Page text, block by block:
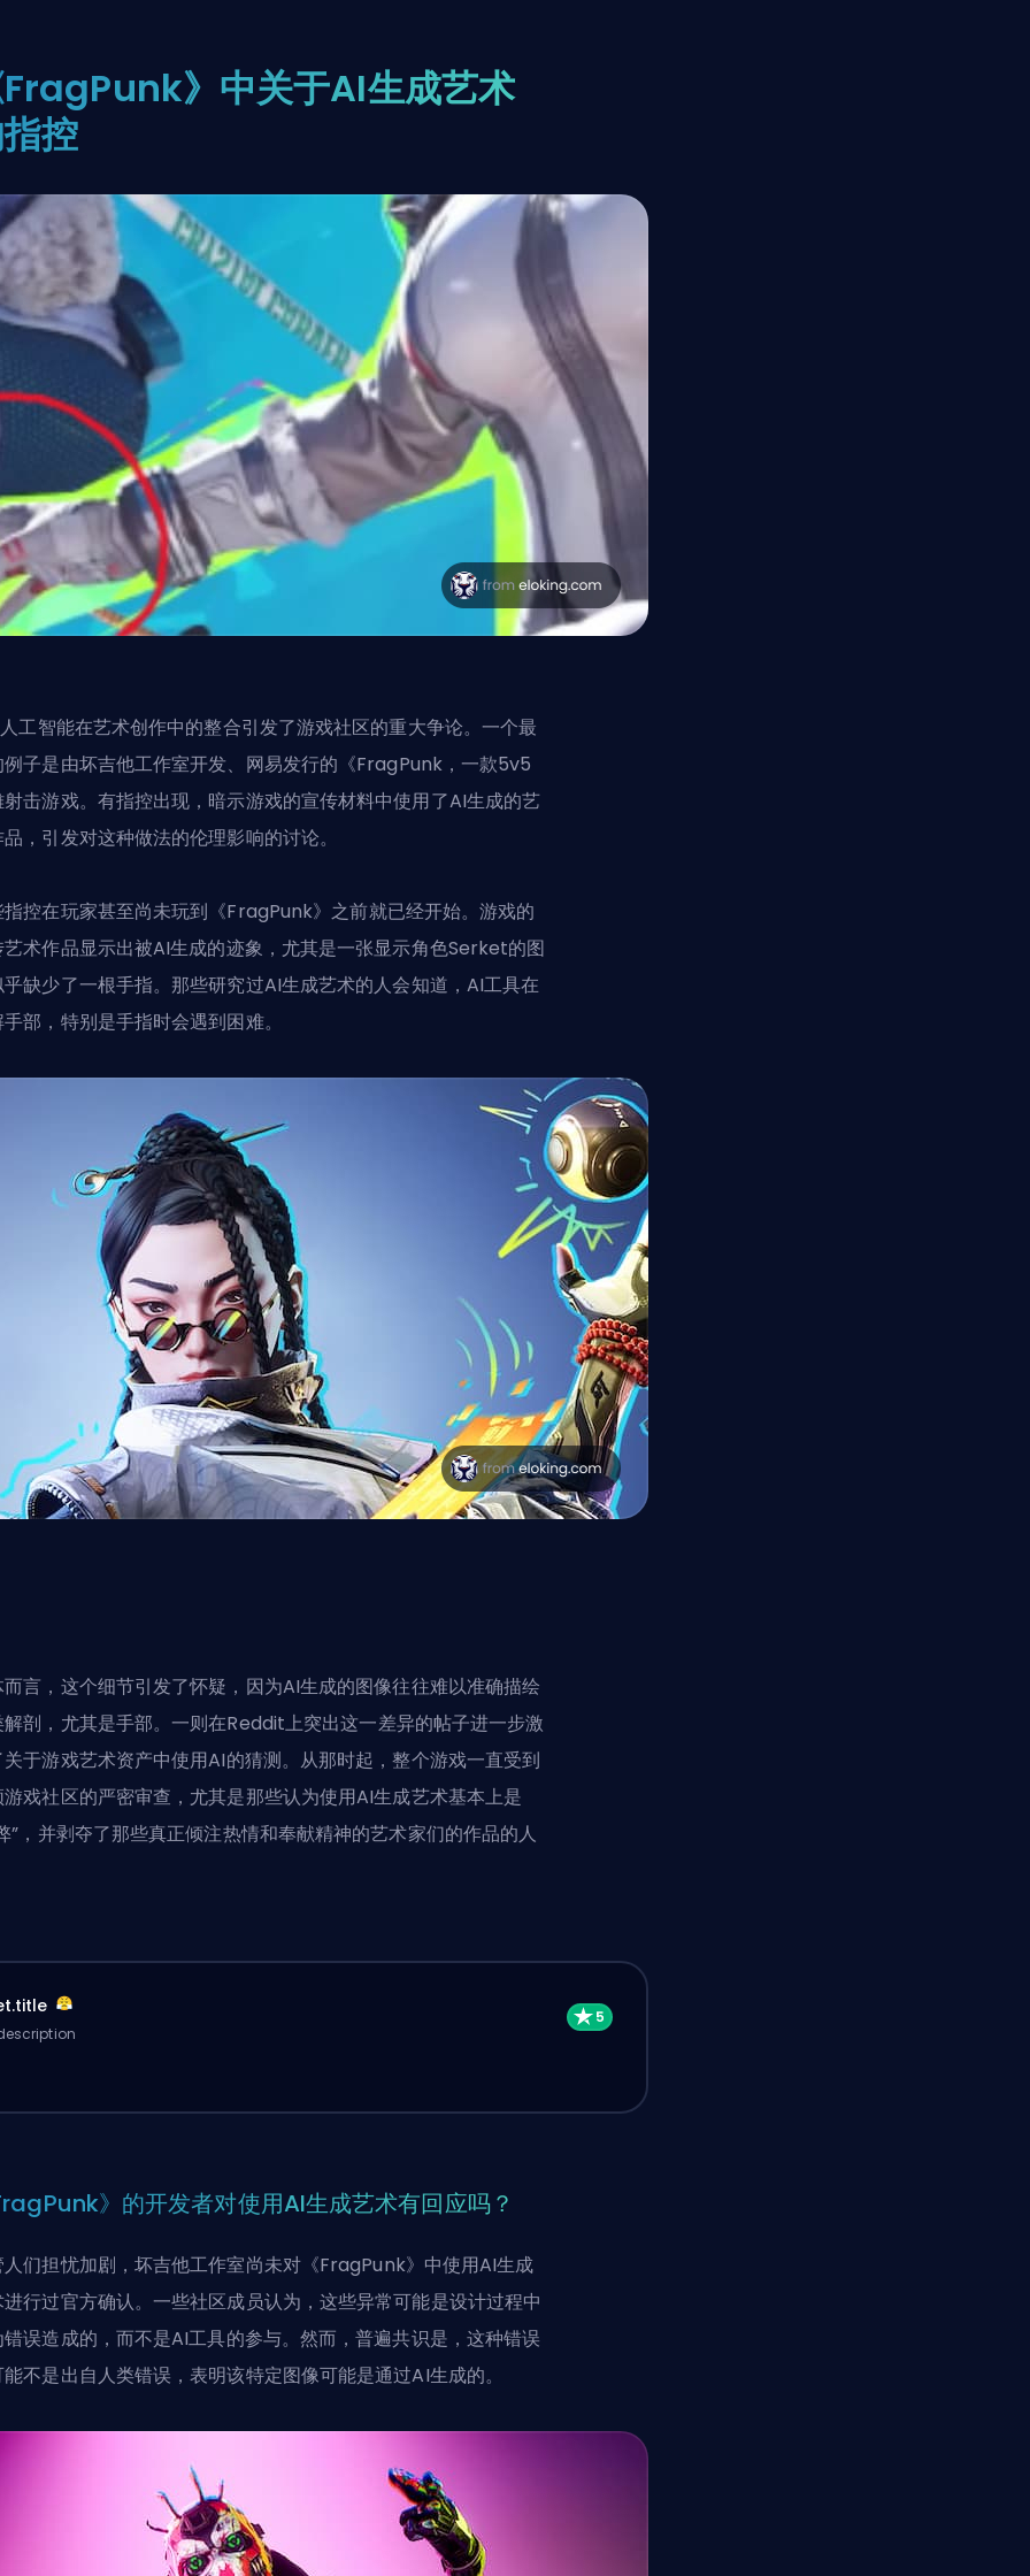
》中关于AI生成艺术
控
工智能在艺术创作中的整合引发了游戏社区的重大争论。一个最
子是由坏吉他工作室开发、网易发行的 《FragPunk，一款5v5
击游戏。有指控出现，暗示游戏的宣传材料中使用了AI生成的艺
，引发对这种做法的伦理影响的讨论。
指控在玩家甚至尚未玩到《FragPunk》之前就已经开始。游戏的
艺术作品显示出被AI生成的迹象，尤其是一张显示角色Serket的图
缺少了一根手指。那些研究过AI生成艺术的人会知道，AI工具在
部，特别是手指时会遇到困难。
言，这个细节引发了怀疑，因为AI生成的图像往往难以准确描绘
剖，尤其是手部。一则在Reddit上突出这一差异的帖子进一步激
于游戏艺术资产中使用AI的猜测。从那时起，整个游戏一直受到
戏社区的严密审查，尤其是那些认为使用AI生成艺术基本上是
”，并剥夺了那些真正倾注热情和奉献精神的艺术家们的作品的人
》的开发者对使用AI生成艺术有回应吗？
人们担忧加剧，坏吉他工作室尚未对《FragPunk》中使用AI生成
行过官方确认。一些社区成员认为，这些异常可能是设计过程中
误造成的，而不是AI工具的参与。然而，普遍共识是，这种错误
不是出自人类错误，表明该特定图像可能是通过AI生成的。